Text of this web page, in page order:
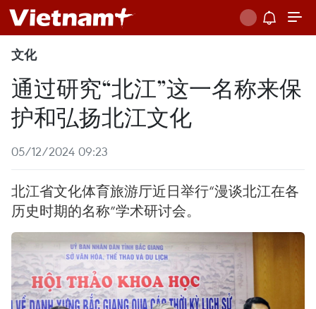
文化
通过研究“北江”这一名称来保
护和弘扬北江文化
05/12/2024 09:23
北江省文化体育旅游厅近日举行“漫谈北江在各
历史时期的名称”学术研讨会。